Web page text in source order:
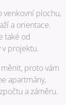
venkovní plochu,
a orientace.
také od
v projektu.
proto vám
apartmány,
a záměru.